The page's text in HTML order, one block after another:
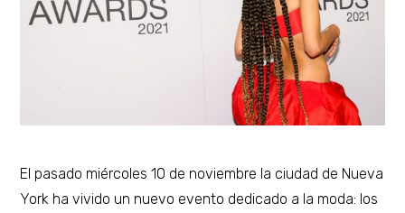
2
1
El pasado miércoles 10 de noviembre la ciudad de Nueva
York ha vivido un nuevo evento dedicado a la moda: los